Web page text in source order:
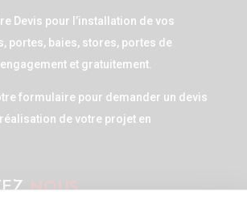
Devis pour l’installation de vos
portes, baies, stores, portes de
et gratuitement.
formulaire pour demander un devis
de votre projet en
NOUS